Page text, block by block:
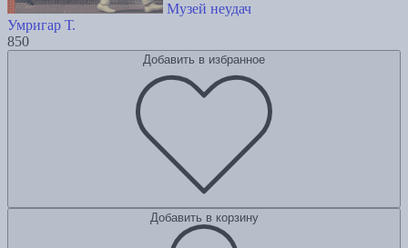
Музей неудач
Умригар Т.
850
Добавить в избранное
Добавить в корзину